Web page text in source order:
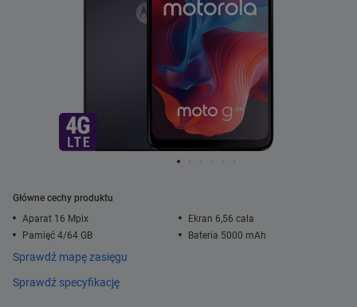
Główne cechy produktu
Aparat 16 Mpix
Ekran 6,56 cala
Pamięć 4/64 GB
Bateria 5000 mAh
Sprawdź mapę zasięgu
Sprawdź specyfikację